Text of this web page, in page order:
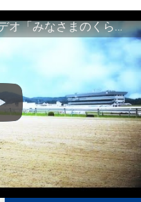
地方競馬プロモーションビデオ「みなさまのくらしのために」30秒篇｜NAR公式